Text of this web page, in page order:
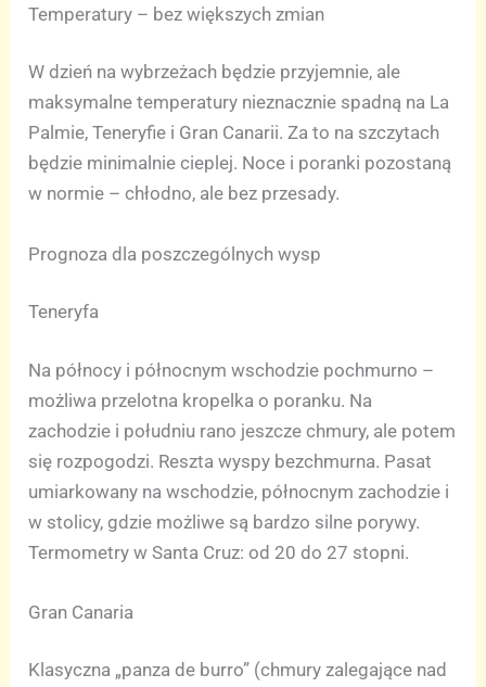
Temperatury – bez większych zmian
W dzień na wybrzeżach będzie przyjemnie, ale
maksymalne temperatury nieznacznie spadną na La
Palmie, Teneryfie i Gran Canarii. Za to na szczytach
będzie minimalnie cieplej. Noce i poranki pozostaną
w normie – chłodno, ale bez przesady.
Prognoza dla poszczególnych wysp
Teneryfa
Na północy i północnym wschodzie pochmurno –
możliwa przelotna kropelka o poranku. Na
zachodzie i południu rano jeszcze chmury, ale potem
się rozpogodzi. Reszta wyspy bezchmurna. Pasat
umiarkowany na wschodzie, północnym zachodzie i
w stolicy, gdzie możliwe są bardzo silne porywy.
Termometry w Santa Cruz: od 20 do 27 stopni.
Gran Canaria
Klasyczna „panza de burro” (chmury zalegające nad